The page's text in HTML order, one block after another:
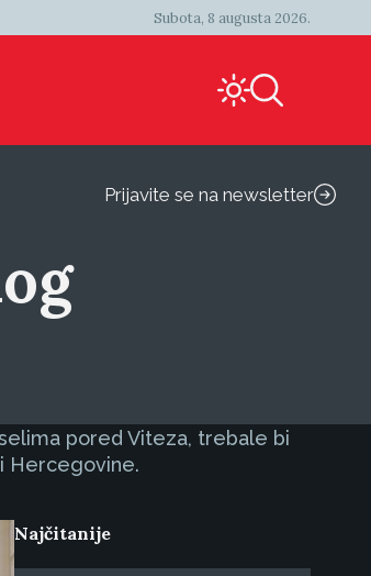
Subota, 8 augusta 2026.
Prijavite se na newsletter
pored Viteza, trebale bi
Hercegovine.
Najčitanije